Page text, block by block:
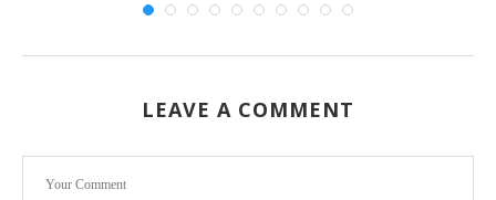
LEAVE A COMMENT